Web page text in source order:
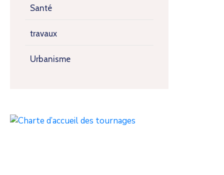
Santé
travaux
Urbanisme